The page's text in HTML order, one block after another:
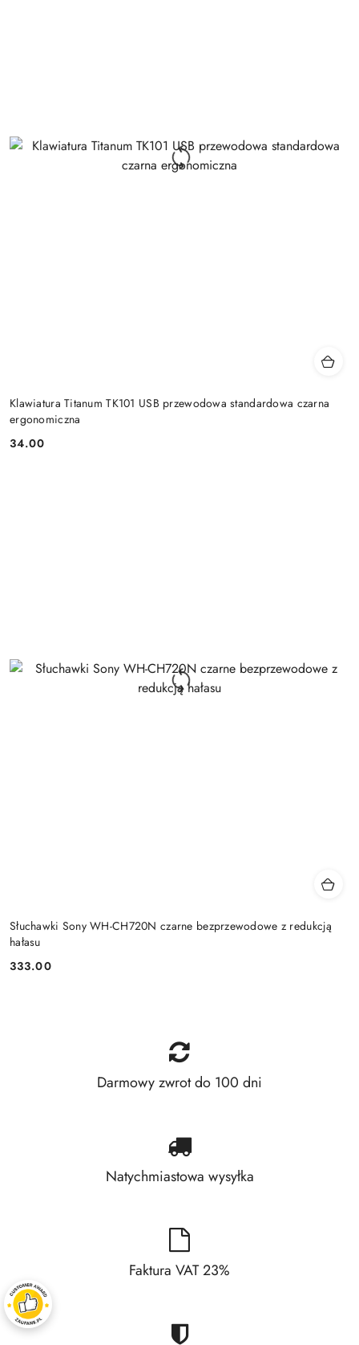
Klawiatura Titanum TK101 USB przewodowa standardowa czarna
ergonomiczna
Cena:
34.00
Słuchawki Sony WH-CH720N czarne bezprzewodowe z redukcją
hałasu
Cena:
333.00
Darmowy zwrot do 100 dni
Natychmiastowa wysyłka
Faktura VAT 23%